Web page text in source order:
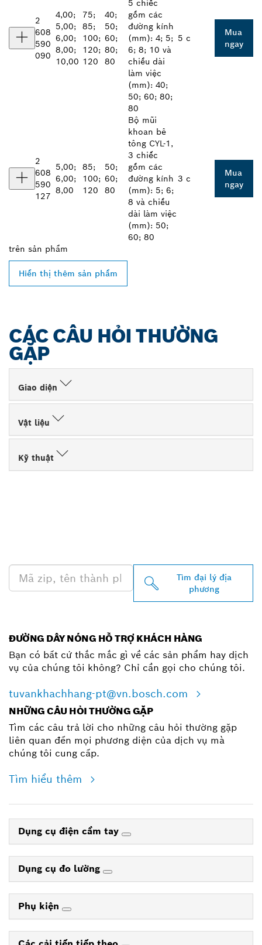
2
608
590
090
4,00;
5,00;
6,00;
8,00;
10,00
75;
85;
100;
120;
120
40;
50;
60;
80;
80
5 chiếc
gồm các
đường kính
(mm): 4; 5;
6; 8; 10 và
chiều dài
làm việc
(mm): 40;
50; 60; 80;
80
5 c
Mua
ngay
2
608
590
127
5,00;
6,00;
8,00
85;
100;
120
50;
60;
80
Bộ mũi
khoan bê
tông CYL-1,
3 chiếc
gồm các
đường kính
(mm): 5; 6;
8 và chiều
dài làm việc
(mm): 50;
60; 80
3 c
Mua
ngay
trên sản phẩm
Hiển thị thêm sản phẩm
CÁC CÂU HỎI THƯỜNG
GẶP
Giao diện
Vật liệu
Kỹ thuật
Tìm đại lý địa
phương
ĐƯỜNG DÂY NÓNG HỖ TRỢ KHÁCH HÀNG
Bạn có bất cứ thắc mắc gì về các sản phẩm hay dịch
vụ của chúng tôi không? Chỉ cần gọi cho chúng tôi.
tuvankhachhang-pt@vn.bosch.com
NHỮNG CÂU HỎI THƯỜNG GẶP
Tìm các câu trả lời cho những câu hỏi thường gặp
liên quan đến mọi phương diện của dịch vụ mà
chúng tôi cung cấp.
Tìm hiểu thêm
Dụng cụ điện cầm tay
Dụng cụ đo lường
Phụ kiện